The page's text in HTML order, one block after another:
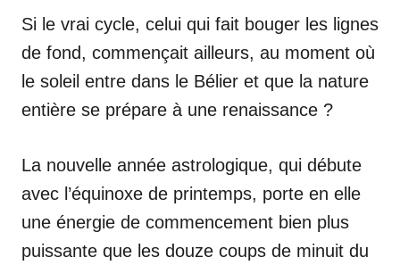
Si le vrai cycle, celui qui fait bouger les lignes
de fond, commençait ailleurs, au moment où
le soleil entre dans le Bélier et que la nature
entière se prépare à une renaissance ?
La nouvelle année astrologique, qui débute
avec l’équinoxe de printemps, porte en elle
une énergie de commencement bien plus
puissante que les douze coups de minuit du